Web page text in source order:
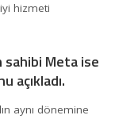
hizmeti
sahibi Meta ise
açıkladı.
aynı dönemine